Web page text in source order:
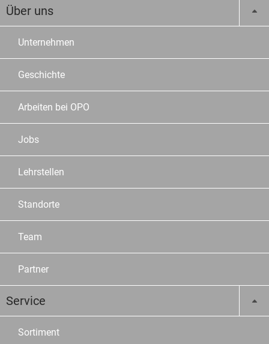
Über uns
Unternehmen
Geschichte
Arbeiten bei OPO
Jobs
Lehrstellen
Standorte
Team
Partner
Service
Sortiment